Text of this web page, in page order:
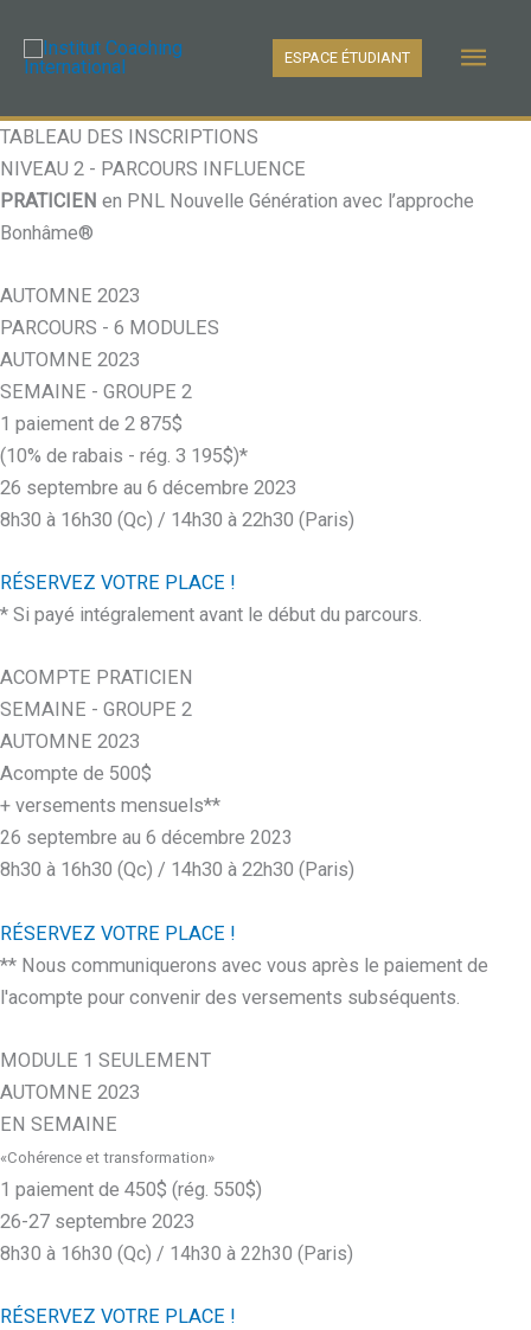
contenu
ESPACE ÉTUDIANT
TABLEAU DES INSCRIPTIONS
NIVEAU 2 - PARCOURS INFLUENCE
PRATICIEN en PNL Nouvelle Génération avec l’approche
Bonhâme®
AUTOMNE 2023
PARCOURS - 6 MODULES
AUTOMNE 2023
SEMAINE - GROUPE 2
1 paiement de 2 875$
(10% de rabais - rég. 3 195$)*
26 septembre au 6 décembre 2023
8h30 à 16h30 (Qc) / 14h30 à 22h30 (Paris)
RÉSERVEZ VOTRE PLACE !
* Si payé intégralement avant le début du parcours.
ACOMPTE PRATICIEN
SEMAINE - GROUPE 2
AUTOMNE 2023
Acompte de 500$
+ versements mensuels**
26 septembre au 6 décembre 2023
8h30 à 16h30 (Qc) / 14h30 à 22h30 (Paris)
RÉSERVEZ VOTRE PLACE !
** Nous communiquerons avec vous après le paiement de
l'acompte pour convenir des versements subséquents.
MODULE 1 SEULEMENT
AUTOMNE 2023
EN SEMAINE
«Cohérence et transformation»
1 paiement de 450$ (rég. 550$)
26-27 septembre 2023
8h30 à 16h30 (Qc) / 14h30 à 22h30 (Paris)
RÉSERVEZ VOTRE PLACE !